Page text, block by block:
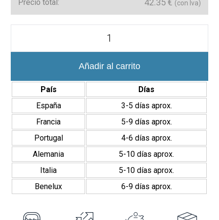
Precio total: 42.35 € (con Iva)
cm
Añadir al carrito
País
Días
España
3-5 días aprox.
Francia
5-9 días aprox.
Portugal
4-6 días aprox.
Alemania
5-10 días aprox.
Italia
5-10 días aprox.
Benelux
6-9 días aprox.